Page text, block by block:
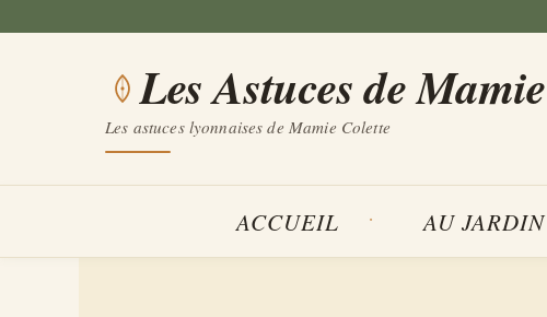
Les Astuces de Mamie
Les astuces lyonnaises de Mamie Colette
ACCUEIL AU JARDIN